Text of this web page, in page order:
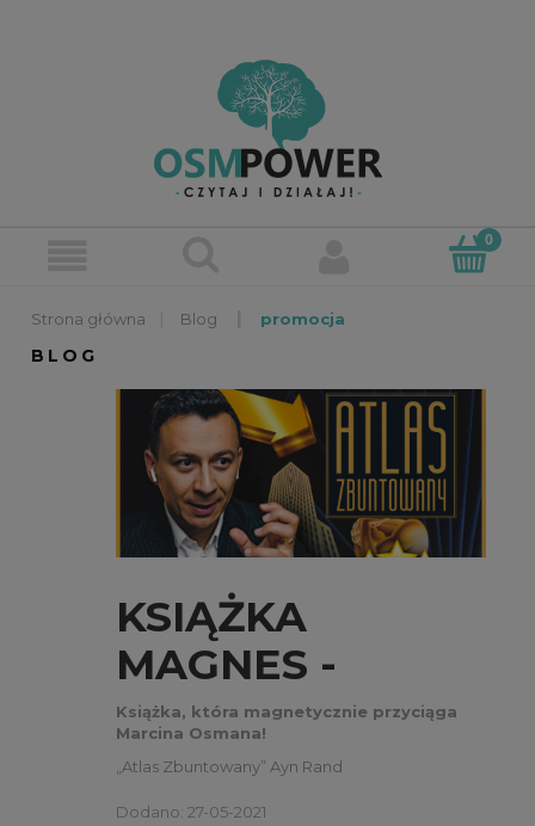
Blog promocja
BLOG
KSIĄŻKA
MAGNES -
ATLAS
ZBUNTOWANY
Dodano: 27-05-2021
Książka, która magnetycznie przyciąga
Marcina Osmana!
„Atlas Zbuntowany” Ayn Rand